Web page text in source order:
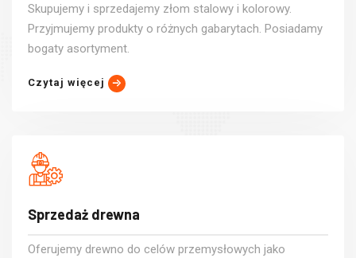
Skupujemy i sprzedajemy złom stalowy i kolorowy.
Przyjmujemy produkty o różnych gabarytach. Posiadamy
bogaty asortyment.
Czytaj więcej
Sprzedaż drewna
Oferujemy drewno do celów przemysłowych jako